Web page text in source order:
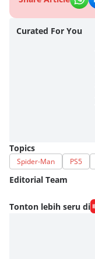
Curated For You
Topics
Spider-Man PS5
Editorial Team
Editor
Tonton lebih seru di